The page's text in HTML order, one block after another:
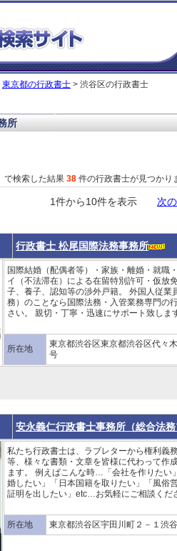
東京都の行政書士 > 渋谷区の行政書士
所
で検索した結果 38 件の行政書士が見つかり
1件から10件を表示 次
行政書士 松尾国際法務事務所
国際結婚（配偶者等）・家族・離婚・就職
イ（不法滞在）による在留特別許可・仮放
子、養子、認知等の渉外戸籍。 外国人従
務）のことなら国際法務・入管業務専門の
さい。 親切・丁寧・迅速にサポート致しま
所在地
東京都渋谷区東京都渋谷区代
号
安永義仁行政書士事務所（総合法
私たち行政書士は、ラブレターから権利義
等、様々な書類・文章を皆様に代わって作
ます。 例えばこんな時…「会社を作りたい
婚したい」「日本国籍を取りたい」「風俗
証明を出したい」etc…お気軽にご相談くだ
所在地 東京都渋谷区宇田川町２－１渋